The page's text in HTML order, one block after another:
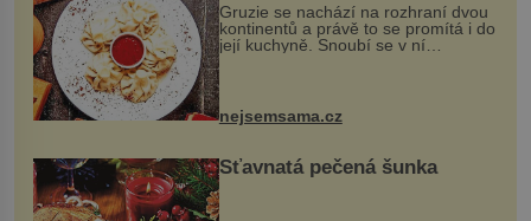
Gruzie se nachází na rozhraní dvou
kontinentů a právě to se promítá i do
její kuchyně. Snoubí se v ní
evropské a asijské chutě a díky tomu
pokrmy, které rozhodně st...
nejsemsama.cz
Šťavnatá pečená šunka